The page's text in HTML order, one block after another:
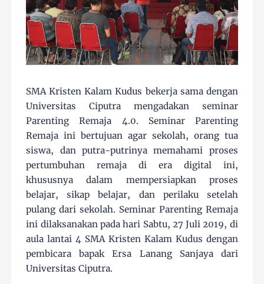
SMA Kristen Kalam Kudus bekerja sama dengan
Universitas Ciputra mengadakan seminar
Parenting Remaja 4.0. Seminar Parenting
Remaja ini bertujuan agar sekolah, orang tua
siswa, dan putra-putrinya memahami proses
pertumbuhan remaja di era digital ini,
khususnya dalam mempersiapkan proses
belajar, sikap belajar, dan perilaku setelah
pulang dari sekolah. Seminar Parenting Remaja
ini dilaksanakan pada hari Sabtu, 27 Juli 2019, di
aula lantai 4 SMA Kristen Kalam Kudus dengan
pembicara bapak Ersa Lanang Sanjaya dari
Universitas Ciputra.